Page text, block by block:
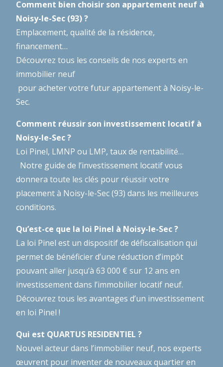
Comment bien choisir son appartement neuf à
Noisy-le-Sec (93) ?
Emplacement, qualité de la résidence,
financement…
Découvrez tous les conseils de nos experts en
immobilier neuf
pour acheter votre futur appartement à Noisy-le-
Sec.
Comment réussir son investissement locatif à
Noisy-le-Sec ?
Loi Pinel, LMNP ou LMP, taux de rentabilité…
Notre guide de l’investissement locatifvous
donnera toute les clés pour réussir votre
placement à Noisy-le-Sec (93) dans les meilleures
conditions.
Qu’est-ce que la loi Pinel à Noisy-le-Sec ?
La loi Pinel est un dispositif de défiscalisation qui
permet de bénéficier d’une réduction d’impôt
pouvant aller jusqu’à 63 000 € sur 12 ans en
investissement dans l’immobilier locatif neuf.
Découvrez tous les avantages d’un investissement
en loi Pinel !
Qui est QUARTUS RESIDENTIEL ?
Nouvel acteur dans l’immobilier neuf, nos experts
œuvrent pour inventer de nouveaux quartier en